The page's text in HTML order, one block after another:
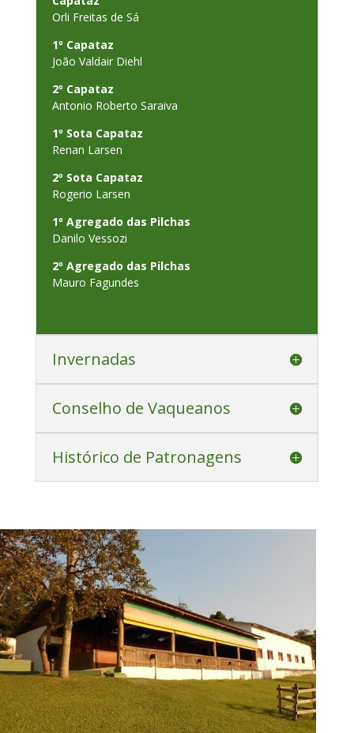
Orli Freitas de Sá
1º Capataz
João Valdair Diehl
2º Capataz
Antonio Roberto Saraiva
1º Sota Capataz
Renan Larsen
2º Sota Capataz
Rogerio Larsen
1º Agregado das Pilchas
Danilo Vessozi
2º Agregado das Pilchas
Mauro Fagundes
Invernadas
Conselho de Vaqueanos
Histórico de Patronagens